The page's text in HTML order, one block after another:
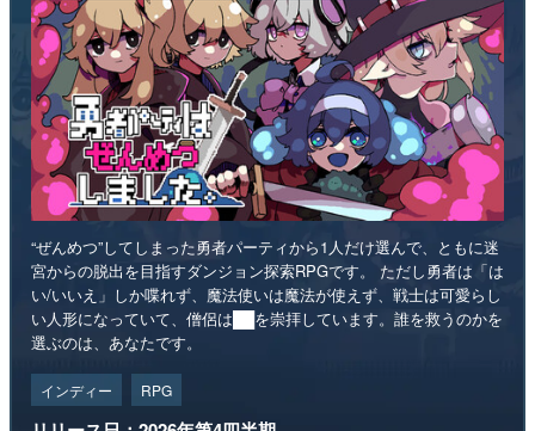
“ぜんめつ”してしまった勇者パーティから1人だけ選んで、ともに迷
宮からの脱出を目指すダンジョン探索RPGです。 ただし勇者は「は
い/いいえ」しか喋れず、魔法使いは魔法が使えず、戦士は可愛らし
い人形になっていて、僧侶は██を崇拝しています。誰を救うのかを
選ぶのは、あなたです。
インディー RPG